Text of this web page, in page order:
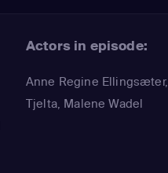
Actors in episode:
Anne Regine Ellingsæter,
Tjelta, Malene Wadel